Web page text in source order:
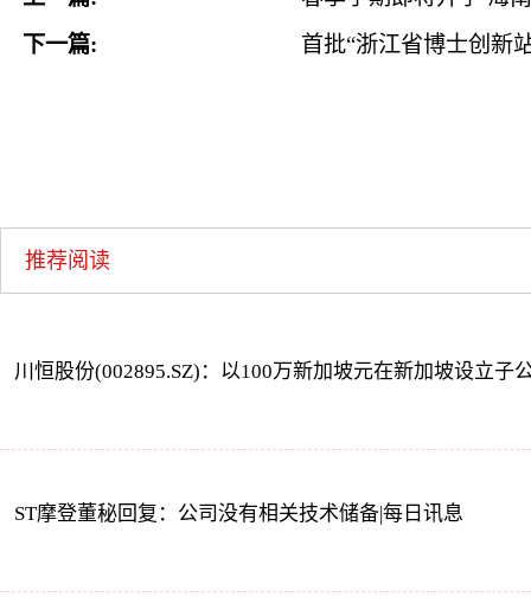
下一篇:
首批“浙江省博士创新
推荐阅读
川恒股份(002895.SZ)：以100万新加坡元在新加坡设立子
ST摩登董秘回复：公司没有相关技术储备|每日讯息